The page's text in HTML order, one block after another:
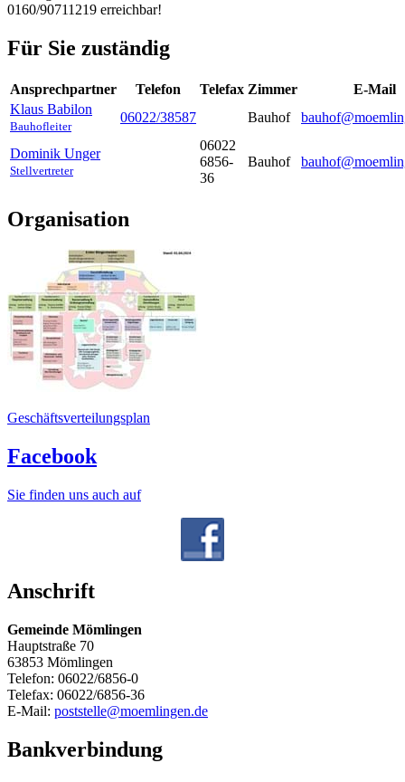
0160/90711219 erreichbar!
Für Sie zuständig
Ansprechpartner Telefon Telefax Zimmer
E-Mail
Klaus Babilon
Bauhofleiter
06022/38587 Bauhof
Dominik Unger
Stellvertreter
06022
6856-
36
Bauhof
Organisation
Geschäftsverteilungsplan
Facebook
Sie finden uns auch auf
Anschrift
Gemeinde Mömlingen
Hauptstraße 70
63853 Mömlingen
Telefon: 06022/6856-0
Telefax: 06022/6856-36
E-Mail: poststelle@moemlingen.de
Bankverbindung